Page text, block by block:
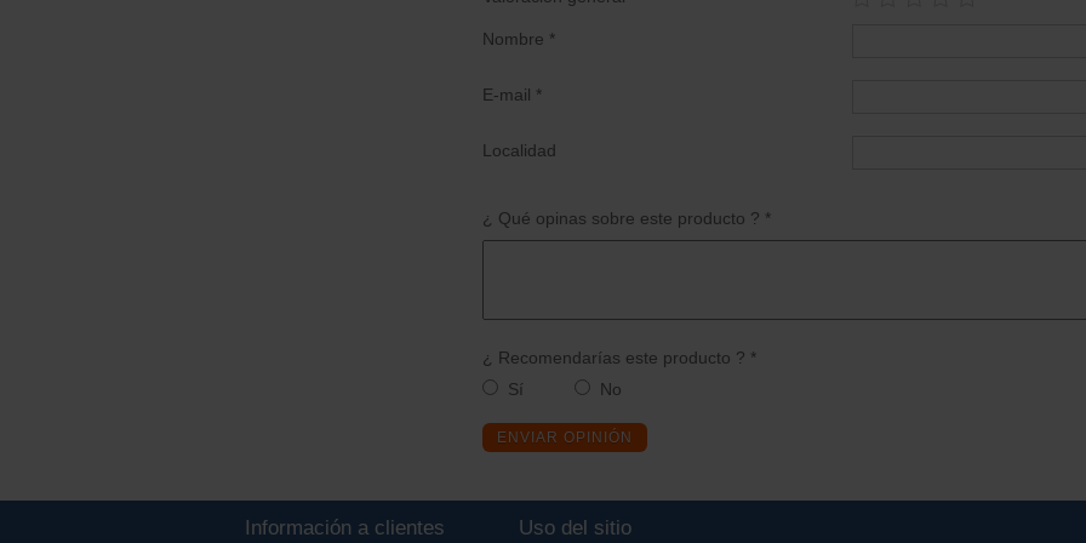
Nombre *
E-mail *
Localidad
¿ Qué opinas sobre este producto ? *
¿ Recomendarías este producto ? *
Sí
No
ENVIAR OPINIÓN
Información a clientes Uso del sitio